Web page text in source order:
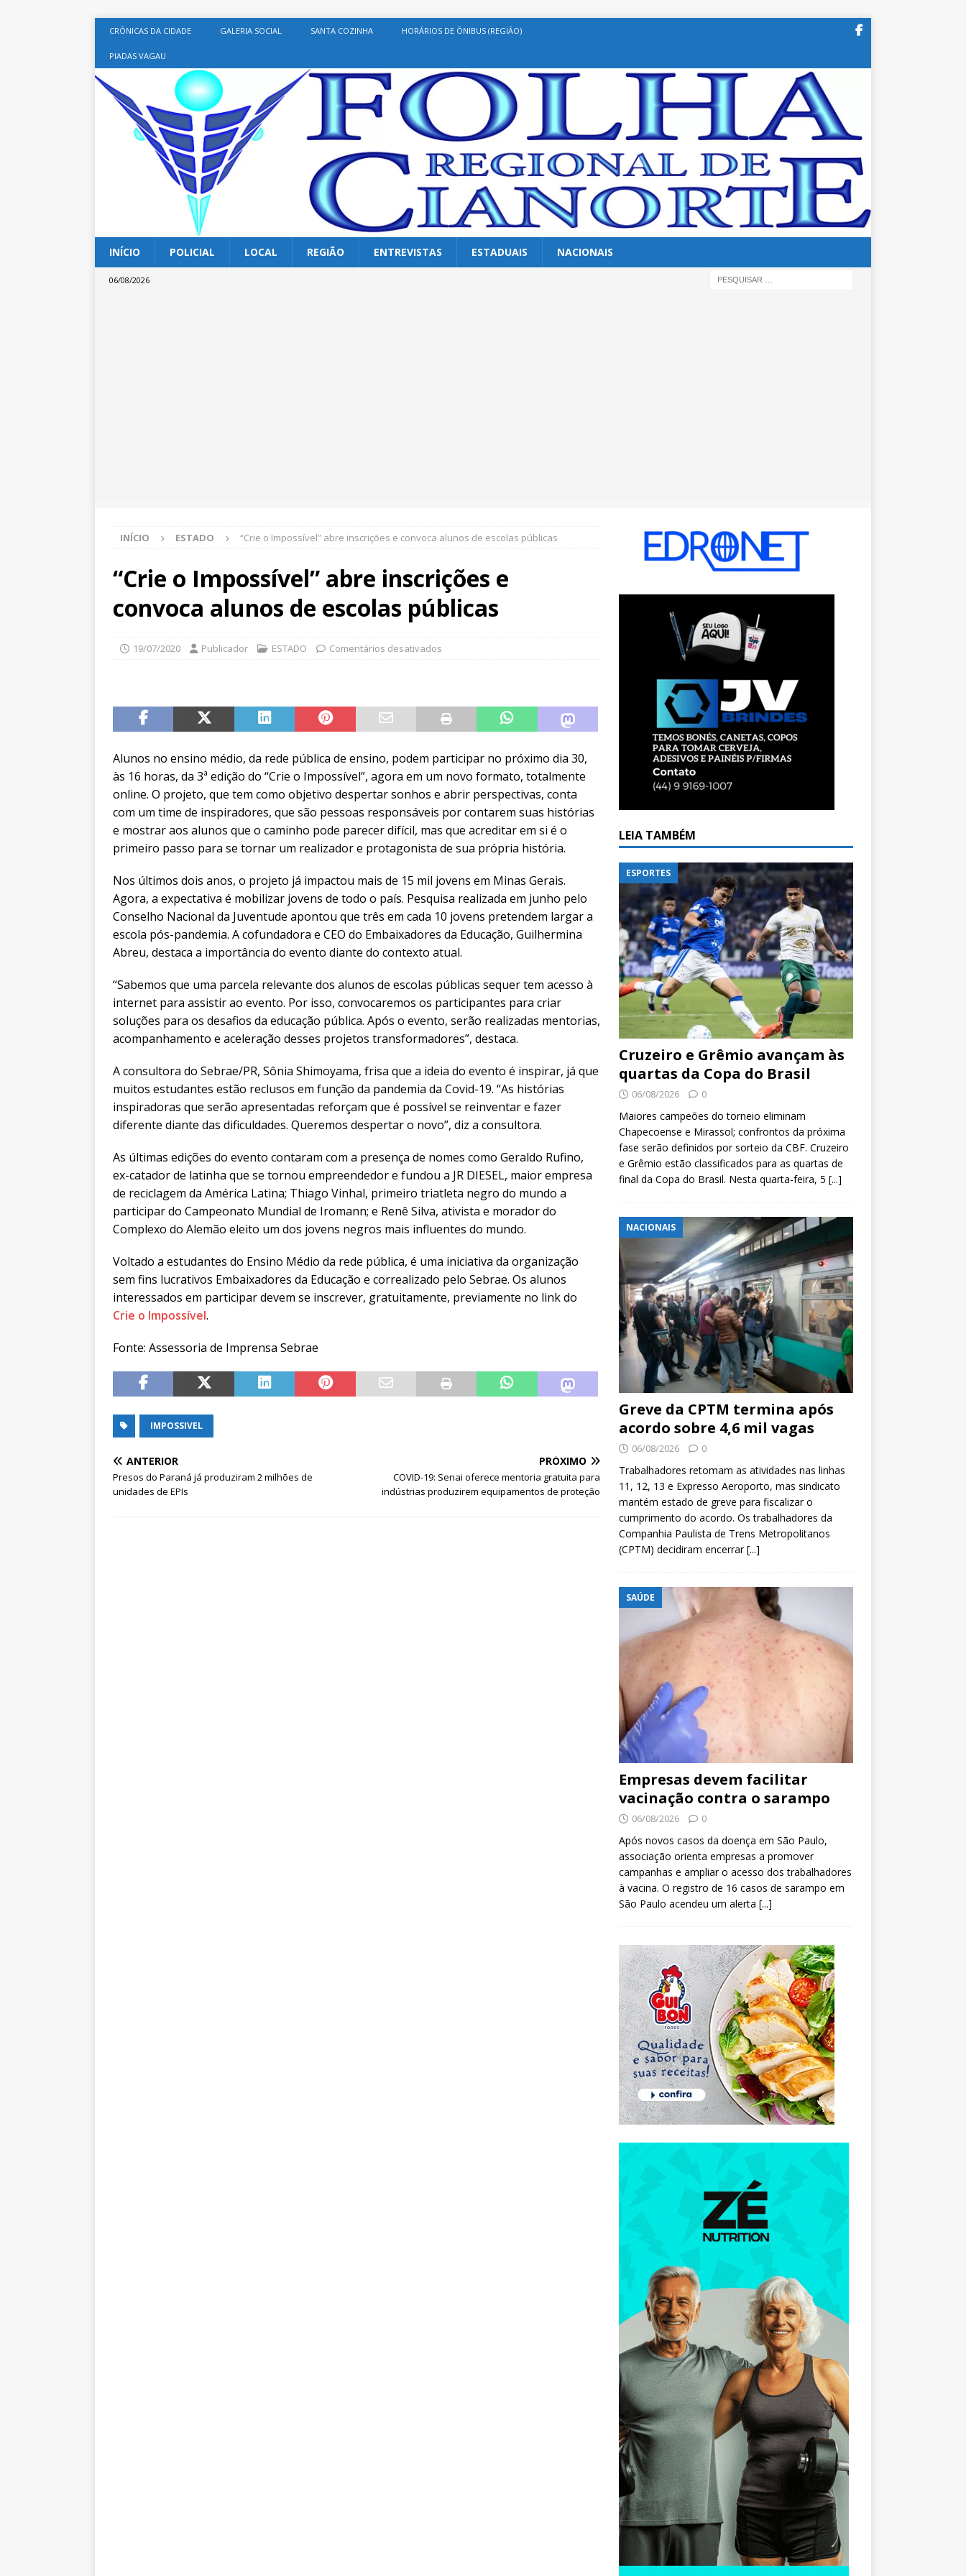
CRÔNICAS DA CIDADE GALERIA SOCIAL SANTA COZINHA HORÁRIOS DE ÔNIBUS (REGIÃO)
PIADAS VAGAU
INÍCIO POLICIAL LOCAL REGIÃO ENTREVISTAS ESTADUAIS NACIONAIS
06/08/2026
INÍCIO ESTADO “Crie o Impossível” abre inscrições e convoca alunos de escolas públicas
“Crie o Impossível” abre inscrições e
convoca alunos de escolas públicas
19/07/2020 Publicador ESTADO Comentários desativados
Alunos no ensino médio, da rede pública de ensino, podem participar no próximo dia 30,
às 16 horas, da 3ª edição do “Crie o Impossível”, agora em um novo formato, totalmente
online. O projeto, que tem como objetivo despertar sonhos e abrir perspectivas, conta
com um time de inspiradores, que são pessoas responsáveis por contarem suas histórias
e mostrar aos alunos que o caminho pode parecer difícil, mas que acreditar em si é o
primeiro passo para se tornar um realizador e protagonista de sua própria história.
Nos últimos dois anos, o projeto já impactou mais de 15 mil jovens em Minas Gerais.
Agora, a expectativa é mobilizar jovens de todo o país. Pesquisa realizada em junho pelo
Conselho Nacional da Juventude apontou que três em cada 10 jovens pretendem largar a
escola pós-pandemia. A cofundadora e CEO do Embaixadores da Educação, Guilhermina
Abreu, destaca a importância do evento diante do contexto atual.
“Sabemos que uma parcela relevante dos alunos de escolas públicas sequer tem acesso à
internet para assistir ao evento. Por isso, convocaremos os participantes para criar
soluções para os desafios da educação pública. Após o evento, serão realizadas mentorias,
acompanhamento e aceleração desses projetos transformadores”, destaca.
A consultora do Sebrae/PR, Sônia Shimoyama, frisa que a ideia do evento é inspirar, já que
muitos estudantes estão reclusos em função da pandemia da Covid-19. “As histórias
inspiradoras que serão apresentadas reforçam que é possível se reinventar e fazer
diferente diante das dificuldades. Queremos despertar o novo”, diz a consultora.
As últimas edições do evento contaram com a presença de nomes como Geraldo Rufino,
ex-catador de latinha que se tornou empreendedor e fundou a JR DIESEL, maior empresa
de reciclagem da América Latina; Thiago Vinhal, primeiro triatleta negro do mundo a
participar do Campeonato Mundial de Iromann; e Renê Silva, ativista e morador do
Complexo do Alemão eleito um dos jovens negros mais influentes do mundo.
Voltado a estudantes do Ensino Médio da rede pública, é uma iniciativa da organização
sem fins lucrativos Embaixadores da Educação e correalizado pelo Sebrae. Os alunos
interessados em participar devem se inscrever, gratuitamente, previamente no link do
Crie o Impossível.
Fonte: Assessoria de Imprensa Sebrae
IMPOSSIVEL
ANTERIOR
Presos do Paraná já produziram 2 milhões de
unidades de EPIs
PRÓXIMO
COVID-19: Senai oferece mentoria gratuita para
indústrias produzirem equipamentos de proteção
LEIA TAMBÉM
ESPORTES
Cruzeiro e Grêmio avançam às
quartas da Copa do Brasil
06/08/2026 0
Maiores campeões do torneio eliminam
Chapecoense e Mirassol; confrontos da próxima
fase serão definidos por sorteio da CBF. Cruzeiro
e Grêmio estão classificados para as quartas de
final da Copa do Brasil. Nesta quarta-feira, 5 [...]
NACIONAIS
Greve da CPTM termina após
acordo sobre 4,6 mil vagas
06/08/2026 0
Trabalhadores retomam as atividades nas linhas
11, 12, 13 e Expresso Aeroporto, mas sindicato
mantém estado de greve para fiscalizar o
cumprimento do acordo. Os trabalhadores da
Companhia Paulista de Trens Metropolitanos
(CPTM) decidiram encerrar[...]
SAÚDE
Empresas devem facilitar
vacinação contra o sarampo
06/08/2026 0
Após novos casos da doença em São Paulo,
associação orienta empresas a promover
campanhas e ampliar o acesso dos trabalhadores
à vacina. O registro de 16 casos de sarampo em
São Paulo acendeu um alerta [...]